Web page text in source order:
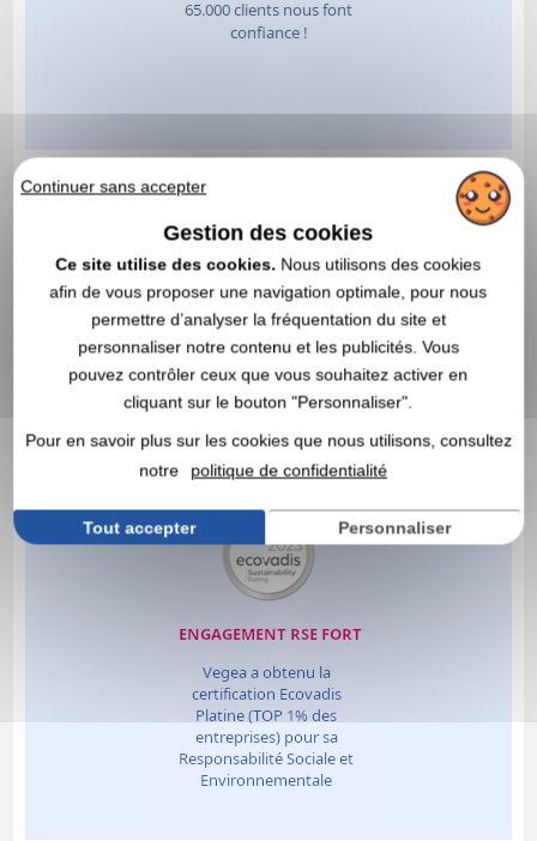
Continuer sans accepter
Gestion des cookies
Ce site utilise des cookies. Nous utilisons des cookies
afin de vous proposer une navigation optimale, pour nous
permettre d’analyser la fréquentation du site et
personnaliser notre contenu et les publicités. Vous
pouvez contrôler ceux que vous souhaitez activer en
cliquant sur le bouton "Personnaliser".
Pour en savoir plus sur les cookies que nous utilisons, consultez
notre
politique de confidentialité
Tout accepter Personnaliser